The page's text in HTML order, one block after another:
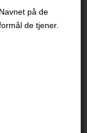
på de
de tjener.